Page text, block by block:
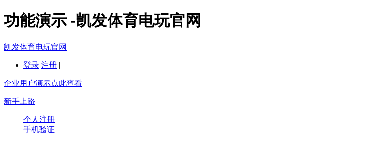
功能演示 -凯发体育电玩官网
凯发体育电玩官网
登录 注册 |
企业用户演示点此查看
新手上路
个人注册
手机验证